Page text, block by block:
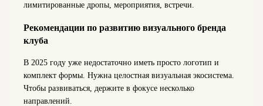
лимитированные дропы, мероприятия, встречи.
Рекомендации по развитию визуального бренда
клуба
В 2025 году уже недостаточно иметь просто логотип и
комплект формы. Нужна целостная визуальная экосистема.
Чтобы развиваться, держите в фокусе несколько
направлений.